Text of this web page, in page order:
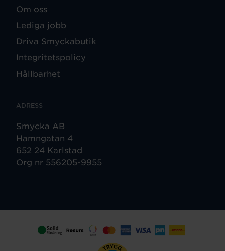
Om oss
Lediga jobb
Driva Smyckabutik
Integritetspolicy
Hållbarhet
ADRESS
Smycka AB
Hamngatan 4
652 24 Karlstad
Org nr 556205-9955